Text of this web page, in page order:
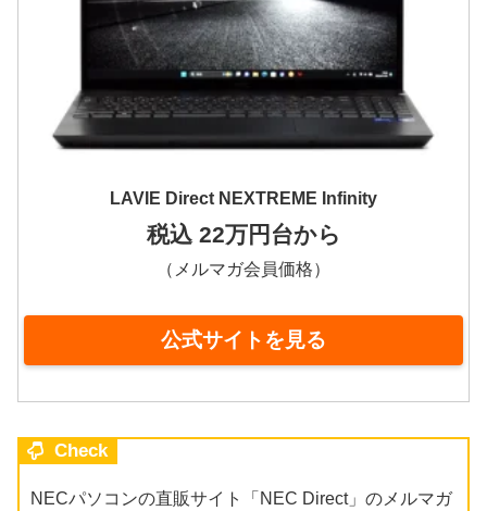
LAVIE Direct NEXTREME Infinity
税込 22万円台から
（メルマガ会員価格）
公式サイトを見る
Check
NECパソコンの直販サイト「NEC Direct」のメルマガ